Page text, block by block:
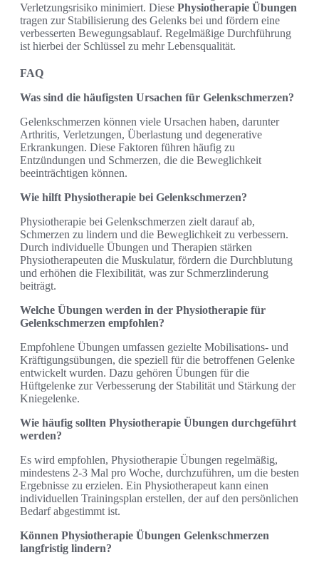
Verletzungsrisiko minimiert. Diese Physiotherapie Übungen
tragen zur Stabilisierung des Gelenks bei und fördern eine
verbesserten Bewegungsablauf. Regelmäßige Durchführung
ist hierbei der Schlüssel zu mehr Lebensqualität.
FAQ
Was sind die häufigsten Ursachen für Gelenkschmerzen?
Gelenkschmerzen können viele Ursachen haben, darunter
Arthritis, Verletzungen, Überlastung und degenerative
Erkrankungen. Diese Faktoren führen häufig zu
Entzündungen und Schmerzen, die die Beweglichkeit
beeinträchtigen können.
Wie hilft Physiotherapie bei Gelenkschmerzen?
Physiotherapie bei Gelenkschmerzen zielt darauf ab,
Schmerzen zu lindern und die Beweglichkeit zu verbessern.
Durch individuelle Übungen und Therapien stärken
Physiotherapeuten die Muskulatur, fördern die Durchblutung
und erhöhen die Flexibilität, was zur Schmerzlinderung
beiträgt.
Welche Übungen werden in der Physiotherapie für
Gelenkschmerzen empfohlen?
Empfohlene Übungen umfassen gezielte Mobilisations- und
Kräftigungsübungen, die speziell für die betroffenen Gelenke
entwickelt wurden. Dazu gehören Übungen für die
Hüftgelenke zur Verbesserung der Stabilität und Stärkung der
Kniegelenke.
Wie häufig sollten Physiotherapie Übungen durchgeführt
werden?
Es wird empfohlen, Physiotherapie Übungen regelmäßig,
mindestens 2-3 Mal pro Woche, durchzuführen, um die besten
Ergebnisse zu erzielen. Ein Physiotherapeut kann einen
individuellen Trainingsplan erstellen, der auf den persönlichen
Bedarf abgestimmt ist.
Können Physiotherapie Übungen Gelenkschmerzen
langfristig lindern?